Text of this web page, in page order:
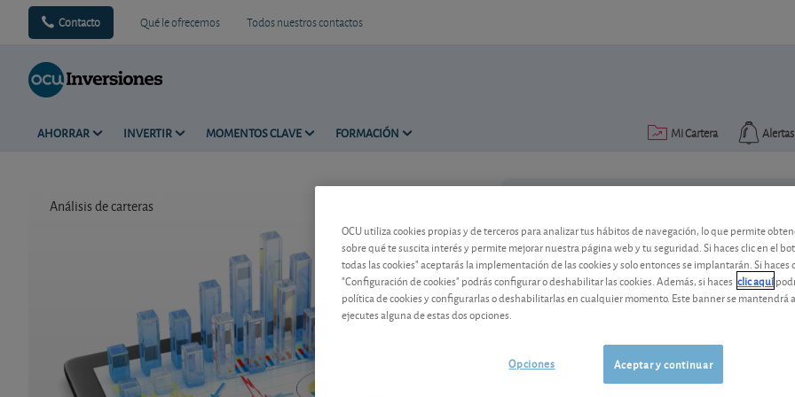
Contacto Qué le ofrecemos Todos nuestros contactos
AHORRAR INVERTIR MOMENTOS CLAVE FORMACIÓN Alertas
Mi Cartera
Análisis de carteras
Ajustes otoñales para las
La Bolsa y la renta fija siguen
OCU utiliza cookies propias y de terceros para analizar tus hábitos de navegación, lo que permite
sobre qué te suscita interés y permite mejorar nuestra página web y tu seguridad. Si haces clic en el
todas las cookies" aceptarás la implementación de las cookies y solo entonces se implantarán. Si haces
"Configuración de cookies" podrás configurar o deshabilitar las cookies. Además, si haces clic aquí
política de cookies y configurarlas o deshabilitarlas en cualquier momento. Este banner se mantendrá
ejecutes alguna de estas dos opciones.
Aceptar y continuar
Opciones